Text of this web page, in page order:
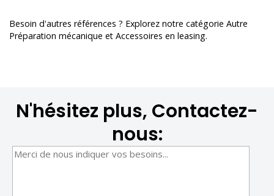
Besoin d'autres références ? Explorez notre catégorie Autre
Préparation mécanique et Accessoires en leasing.
N'hésitez plus, Contactez-
nous: